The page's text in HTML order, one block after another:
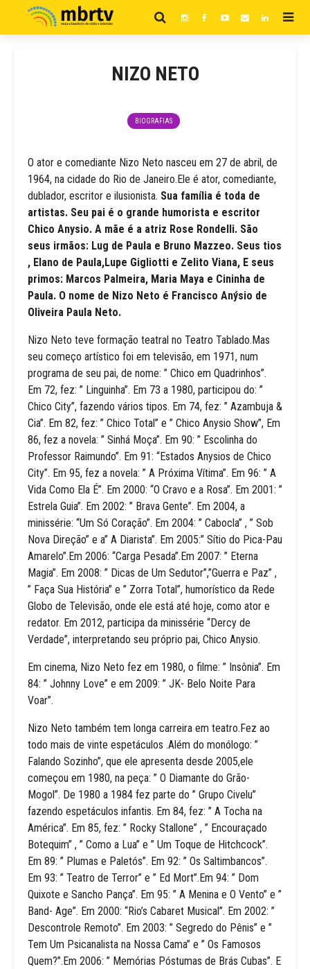
NIZO NETO
BIOGRAFIAS
O ator e comediante Nizo Neto nasceu em 27 de abril, de
1964, na cidade do Rio de Janeiro.Ele é ator, comediante,
dublador, escritor e ilusionista. Sua família é toda de
artistas. Seu pai é o grande humorista e escritor
Chico Anysio. A mãe é a atriz Rose Rondelli. São
seus irmãos: Lug de Paula e Bruno Mazzeo. Seus tios
, Elano de Paula,Lupe Gigliotti e Zelito Viana, E seus
primos: Marcos Palmeira, Maria Maya e Cininha de
Paula. O nome de Nizo Neto é Francisco Anýsio de
Oliveira Paula Neto.
Nizo Neto teve formação teatral no Teatro Tablado.Mas
seu começo artístico foi em televisão, em 1971, num
programa de seu pai, de nome: ” Chico em Quadrinhos”.
Em 72, fez: ” Linguinha”. Em 73 a 1980, participou do: ”
Chico City”, fazendo vários tipos. Em 74, fez: ” Azambuja &
Cia”. Em 82, fez: ” Chico Total” e ” Chico Anysio Show”, Em
86, fez a novela: ” Sinhá Moça”. Em 90: ” Escolinha do
Professor Raimundo”. Em 91: “Estados Anysios de Chico
City”. Em 95, fez a novela: ” A Próxima Vítima”. Em 96: ” A
Vida Como Ela É”. Em 2000: “O Cravo e a Rosa”. Em 2001: ”
Estrela Guia”. Em 2002: ” Brava Gente”. Em 2004, a
minissérie: “Um Só Coração”. Em 2004: ” Cabocla” , ” Sob
Nova Direção” e a” A Diarista”. Em 2005:” Sítio do Pica-Pau
Amarelo”.Em 2006: “Carga Pesada”.Em 2007: ” Eterna
Magia”. Em 2008: ” Dicas de Um Sedutor”,”Guerra e Paz” ,
” Faça Sua História” e ” Zorra Total”, humorístico da Rede
Globo de Televisão, onde ele está até hoje, como ator e
redator. Em 2012, participa da minissérie “Dercy de
Verdade”, interpretando seu próprio pai, Chico Anysio.
Em cinema, Nizo Neto fez em 1980, o filme: ” Insônia”. Em
84: ” Johnny Love” e em 2009: ” JK- Belo Noite Para
Voar”.
Nizo Neto também tem longa carreira em teatro.Fez ao
todo mais de vinte espetáculos .Além do monólogo: ”
Falando Sozinho”, que ele apresenta desde 2005,ele
começou em 1980, na peça: ” O Diamante do Grão-
Mogol”. De 1980 a 1984 fez parte do ” Grupo Civelu”
fazendo espetáculos infantis. Em 84, fez: ” A Tocha na
América”. Em 85, fez: ” Rocky Stallone” , ” Encouraçado
Botequim” , ” Como a Lua” e ” Um Toque de Hitchcock”.
Em 89: ” Plumas e Paletós”. Em 92: ” Os Saltimbancos”.
Em 93: ” Teatro de Terror” e ” Ed Mort”.Em 94: ” Dom
Quixote e Sancho Pança”. Em 95: ” A Menina e O Vento” e ”
Band- Age”. Em 2000: “Rio’s Cabaret Musical”. Em 2002: ”
Descontrole Remoto”. Em 2003: ” Segredo do Pênis” e ”
Tem Um Psicanalista na Nossa Cama” e ” Os Famosos
Quem?”.Em 2006: ” Memórias Póstumas de Brás Cubas”. E